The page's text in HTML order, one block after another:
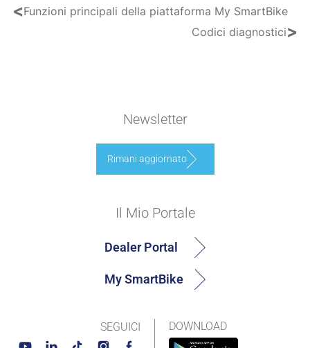
<Funzioni principali della piattaforma My SmartBike
Codici diagnostici>
Newsletter
Rimani aggiornato
DOWNLOAD
Il Mio Portale
Dealer Portal
My SmartBike
SEGUICI